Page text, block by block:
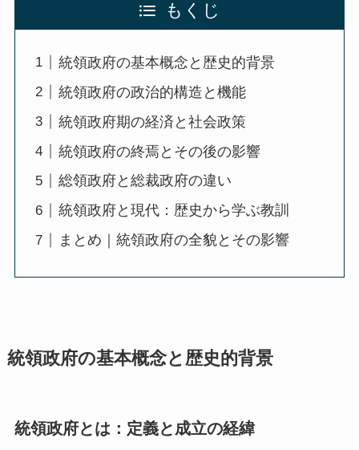
もくじ
統領政府の基本概念と歴史的背景
統領政府の政治的構造と機能
統領政府期の経済と社会政策
統領政府の終焉とその後の影響
総領政府と総裁政府の違い
統領政府と現代：歴史から学ぶ教訓
まとめ｜統領政府の全貌とその影響
統領政府の基本概念と歴史的背景
統領政府とは：定義と成立の経緯